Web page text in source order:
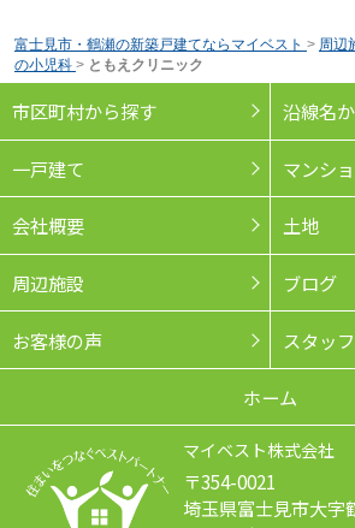
富士見市・鶴瀬の新築戸建てならマイベスト > 周辺
の小児科 > ともえクリニック
市区町村から探す 沿線名
一戸建て マンシ
会社概要 土地
周辺施設 ブログ
お客様の声 スタッ
ホーム
マイベスト株式会社
〒354-0021
埼玉県富士見市大字